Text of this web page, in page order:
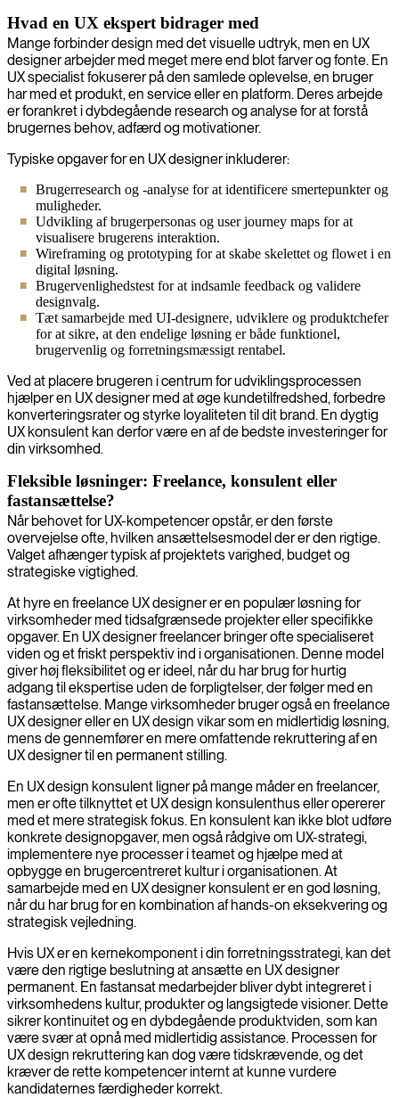
Hvad en UX ekspert bidrager med
Mange forbinder design med det visuelle udtryk, men en UX
designer arbejder med meget mere end blot farver og fonte. En
UX specialist fokuserer på den samlede oplevelse, en bruger
har med et produkt, en service eller en platform. Deres arbejde
er forankret i dybdegående research og analyse for at forstå
brugernes behov, adfærd og motivationer.
Typiske opgaver for en UX designer inkluderer:
Brugerresearch og -analyse for at identificere smertepunkter og
muligheder.
Udvikling af brugerpersonas og user journey maps for at
visualisere brugerens interaktion.
Wireframing og prototyping for at skabe skelettet og flowet i en
digital løsning.
Brugervenlighedstest for at indsamle feedback og validere
designvalg.
Tæt samarbejde med UI-designere, udviklere og produktchefer
for at sikre, at den endelige løsning er både funktionel,
brugervenlig og forretningsmæssigt rentabel.
Ved at placere brugeren i centrum for udviklingsprocessen
hjælper en UX designer med at øge kundetilfredshed, forbedre
konverteringsrater og styrke loyaliteten til dit brand. En dygtig
UX konsulent kan derfor være en af de bedste investeringer for
din virksomhed.
Fleksible løsninger: Freelance, konsulent eller
fastansættelse?
Når behovet for UX-kompetencer opstår, er den første
overvejelse ofte, hvilken ansættelsesmodel der er den rigtige.
Valget afhænger typisk af projektets varighed, budget og
strategiske vigtighed.
At hyre en freelance UX designer er en populær løsning for
virksomheder med tidsafgrænsede projekter eller specifikke
opgaver. En UX designer freelancer bringer ofte specialiseret
viden og et friskt perspektiv ind i organisationen. Denne model
giver høj fleksibilitet og er ideel, når du har brug for hurtig
adgang til ekspertise uden de forpligtelser, der følger med en
fastansættelse. Mange virksomheder bruger også en freelance
UX designer eller en UX design vikar som en midlertidig løsning,
mens de gennemfører en mere omfattende rekruttering af en
UX designer til en permanent stilling.
En UX design konsulent ligner på mange måder en freelancer,
men er ofte tilknyttet et UX design konsulenthus eller opererer
med et mere strategisk fokus. En konsulent kan ikke blot udføre
konkrete designopgaver, men også rådgive om UX-strategi,
implementere nye processer i teamet og hjælpe med at
opbygge en brugercentreret kultur i organisationen. At
samarbejde med en UX designer konsulent er en god løsning,
når du har brug for en kombination af hands-on eksekvering og
strategisk vejledning.
Hvis UX er en kernekomponent i din forretningsstrategi, kan det
være den rigtige beslutning at ansætte en UX designer
permanent. En fastansat medarbejder bliver dybt integreret i
virksomhedens kultur, produkter og langsigtede visioner. Dette
sikrer kontinuitet og en dybdegående produktviden, som kan
være svær at opnå med midlertidig assistance. Processen for
UX design rekruttering kan dog være tidskrævende, og det
kræver de rette kompetencer internt at kunne vurdere
kandidaternes færdigheder korrekt.